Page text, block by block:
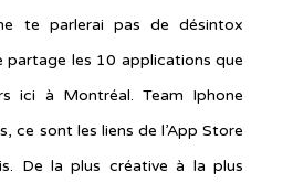
te parlerai pas de désintox
partage les 10 applications que
ici à Montréal. Team Iphone
ce sont les liens de l’App Store
De la plus créative à la plus